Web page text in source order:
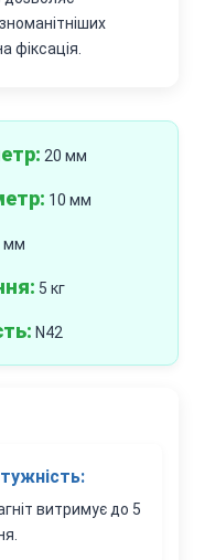
фіксація.
20 мм
10 мм
мм
5 кг
N42
витримує до 5